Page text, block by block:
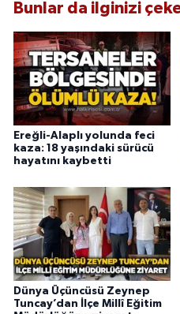
Bunlar da ilginizi
Ereğli-Alaplı yolunda feci
kaza: 18 yaşındaki sürücü
hayatını kaybetti
Dünya Üçüncüsü Zeynep
Tuncay’dan İlçe Millî Eğitim